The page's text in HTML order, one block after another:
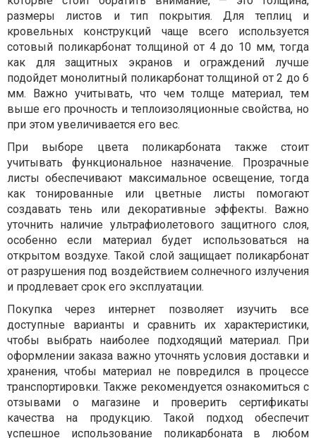
размеры листов и тип покрытия. Для теплиц и
кровельных конструкций чаще всего используется
сотовый поликарбонат толщиной от 4 до 10 мм, тогда
как для защитных экранов и ограждений лучше
подойдет монолитный поликарбонат толщиной от 2 до 6
мм. Важно учитывать, что чем толще материал, тем
выше его прочность и теплоизоляционные свойства, но
при этом увеличивается его вес.
При выборе цвета поликарбоната также стоит
учитывать функциональное назначение. Прозрачные
листы обеспечивают максимальное освещение, тогда
как тонированные или цветные листы помогают
создавать тень или декоративные эффекты. Важно
уточнить наличие ультрафиолетового защитного слоя,
особенно если материал будет использоваться на
открытом воздухе. Такой слой защищает поликарбонат
от разрушения под воздействием солнечного излучения
и продлевает срок его эксплуатации.
Покупка через интернет позволяет изучить все
доступные варианты и сравнить их характеристики,
чтобы выбрать наиболее подходящий материал. При
оформлении заказа важно уточнять условия доставки и
хранения, чтобы материал не повредился в процессе
транспортировки. Также рекомендуется ознакомиться с
отзывами о магазине и проверить сертификаты
качества на продукцию. Такой подход обеспечит
успешное использование поликарбоната в любом